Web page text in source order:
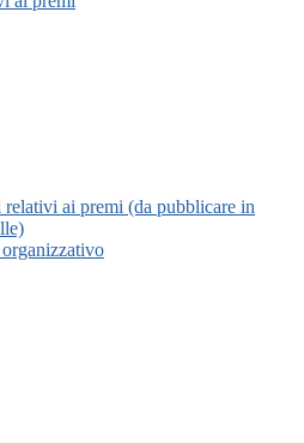
relativi ai premi (da pubblicare in
organizzativo